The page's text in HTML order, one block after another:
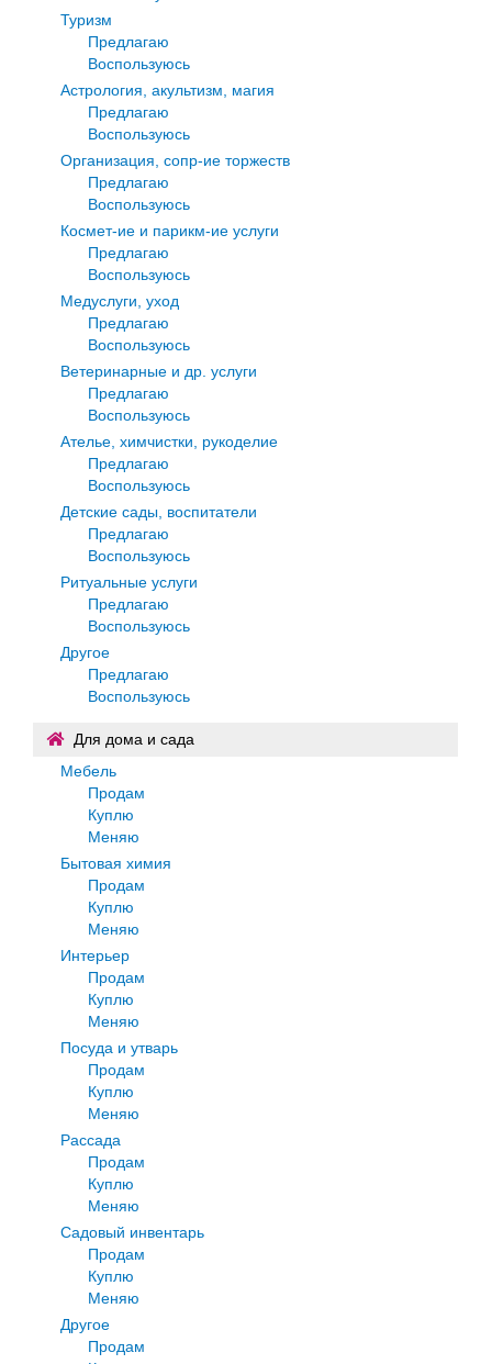
Туризм
Предлагаю
Воспользуюсь
Астрология, акультизм, магия
Предлагаю
Воспользуюсь
Организация, сопр-ие торжеств
Предлагаю
Воспользуюсь
Космет-ие и парикм-ие услуги
Предлагаю
Воспользуюсь
Медуслуги, уход
Предлагаю
Воспользуюсь
Ветеринарные и др. услуги
Предлагаю
Воспользуюсь
Ателье, химчистки, рукоделие
Предлагаю
Воспользуюсь
Детские сады, воспитатели
Предлагаю
Воспользуюсь
Ритуальные услуги
Предлагаю
Воспользуюсь
Другое
Предлагаю
Воспользуюсь
Для дома и сада
Мебель
Продам
Куплю
Меняю
Бытовая химия
Продам
Куплю
Меняю
Интерьер
Продам
Куплю
Меняю
Посуда и утварь
Продам
Куплю
Меняю
Рассада
Продам
Куплю
Меняю
Садовый инвентарь
Продам
Куплю
Меняю
Другое
Продам